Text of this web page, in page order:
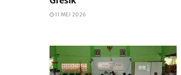
11 MEI 2026